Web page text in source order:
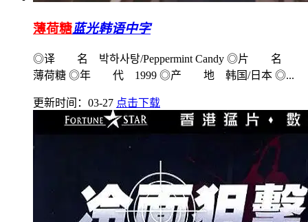
薄荷糖蓝光韩语中字
◎译 名 박하사탕/Peppermint Candy ◎片 名
薄荷糖 ◎年 代 1999 ◎产 地 韩国/日本 ◎...
更新时间：03-27 点击下载